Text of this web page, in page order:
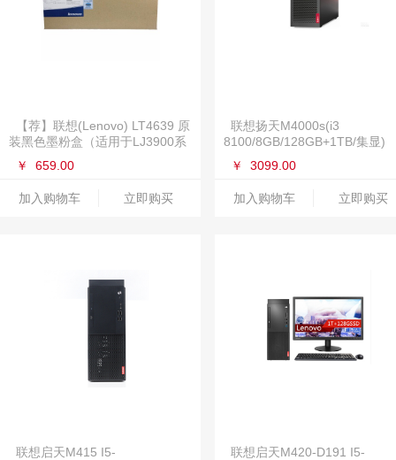
【荐】联想(Lenovo) LT4639 原
装黑色墨粉盒（适用于LJ3900系
￥ 659.00
加入购物车 立即购买
联想扬天M4000s(i3
8100/8GB/128GB+1TB/集显)
￥
3099.00
加入购物车 立即购买
联想启天M415 I5-
联想启天M420-D191 I5-